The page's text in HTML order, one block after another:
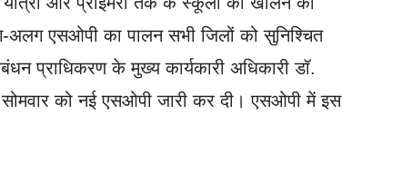
एसओपी का पालन सभी जिलों को सुनिश्चित
प्राधिकरण के मुख्य कार्यकारी अधिकारी डॉ.
को नई एसओपी जारी कर दी। एसओपी में इस